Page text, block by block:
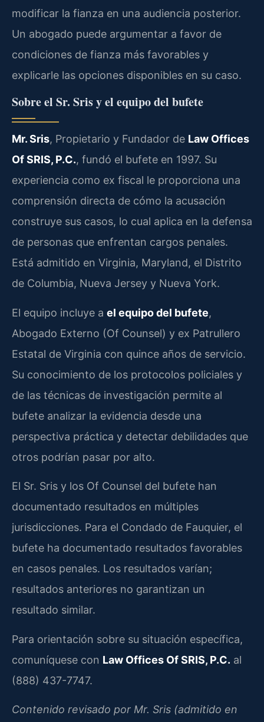
modificar la fianza en una audiencia posterior.
Un abogado puede argumentar a favor de
condiciones de fianza más favorables y
explicarle las opciones disponibles en su caso.
Sobre el Sr. Sris y el equipo del bufete
Mr. Sris, Propietario y Fundador de Law Offices
Of SRIS, P.C., fundó el bufete en 1997. Su
experiencia como ex fiscal le proporciona una
comprensión directa de cómo la acusación
construye sus casos, lo cual aplica en la defensa
de personas que enfrentan cargos penales.
Está admitido en Virginia, Maryland, el Distrito
de Columbia, Nueva Jersey y Nueva York.
El equipo incluye a el equipo del bufete,
Abogado Externo (Of Counsel) y ex Patrullero
Estatal de Virginia con quince años de servicio.
Su conocimiento de los protocolos policiales y
de las técnicas de investigación permite al
bufete analizar la evidencia desde una
perspectiva práctica y detectar debilidades que
otros podrían pasar por alto.
El Sr. Sris y los Of Counsel del bufete han
documentado resultados en múltiples
jurisdicciones. Para el Condado de Fauquier, el
bufete ha documentado resultados favorables
en casos penales. Los resultados varían;
resultados anteriores no garantizan un
resultado similar.
Para orientación sobre su situación específica,
comuníquese con Law Offices Of SRIS, P.C. al
(888) 437-7747.
Contenido revisado por Mr. Sris (admitido en